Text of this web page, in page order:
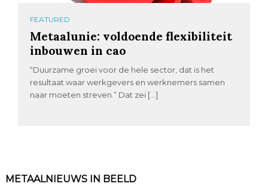
FEATURED
Metaalunie: voldoende flexibiliteit
inbouwen in cao
“Duurzame groei voor de hele sector, dat is het
resultaat waar werkgevers en werknemers samen
naar moeten streven.” Dat zei […]
METAALNIEUWS IN BEELD